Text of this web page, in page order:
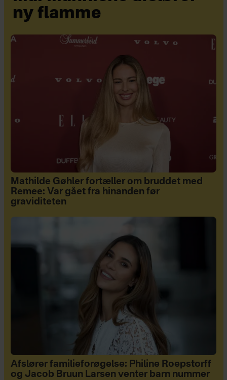
ny flamme
Mathilde Gøhler fortæller om bruddet med
Remee: Var gået fra hinanden før
graviditeten
Afslører familieforøgelse: Philine Roepstorff
og Jacob Bruun Larsen venter barn nummer